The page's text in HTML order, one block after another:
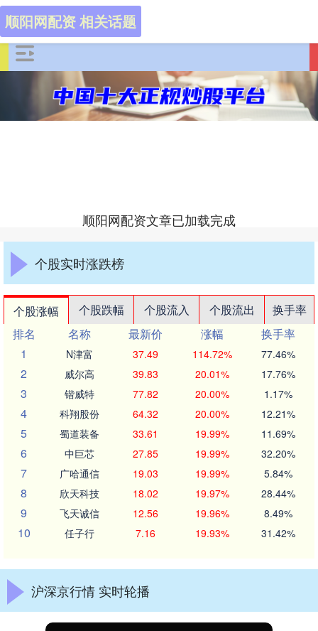
顺阳网配资 相关话题
顺阳网配资文章已加载完成
个股实时涨跌榜
个股涨幅 个股跌幅 个股流入 个股流出
换手率
排名
名称 最新价 涨幅
换手率
1
N津富 37.49 114.72% 77.46%
2 威尔高 39.83 20.01% 17.76%
3 锴威特 77.82 20.00% 1.17%
4 科翔股份 64.32 20.00% 12.21%
5 蜀道装备 33.61 19.99% 11.69%
6 中巨芯 27.85 19.99% 32.20%
7 广哈通信 19.03 19.99% 5.84%
8 欣天科技 18.02 19.97% 28.44%
9 飞天诚信 12.56 19.96% 8.49%
10 任子行 7.16 19.93% 31.42%
沪深京行情 实时轮播